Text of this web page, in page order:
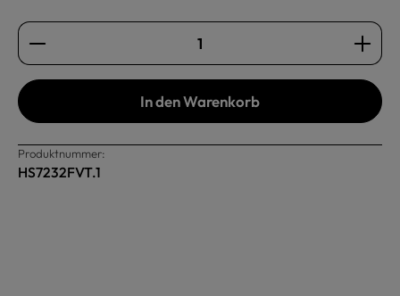
Produkt Anzahl: Gib den gewünschten Wert ein
In den Warenkorb
Produktnummer:
HS7232FVT.1